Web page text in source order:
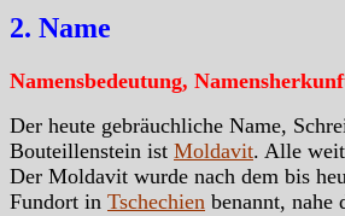
2. Name
Namensbedeutung,
Der heute gebräuchliche Name,
Bouteillenstein ist Moldavit. Alle
Der Moldavit wurde nach dem bis
Fundort in Tschechien benannt, nahe